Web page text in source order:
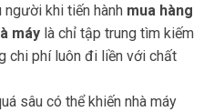
khi tiến hành mua hàng
máy là chỉ tập trung tìm kiếm
chi phí luôn đi liền với chất
sâu có thể khiến nhà máy